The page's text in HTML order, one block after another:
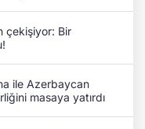
çekişiyor: Bir
ile Azerbaycan
masaya yatırdı